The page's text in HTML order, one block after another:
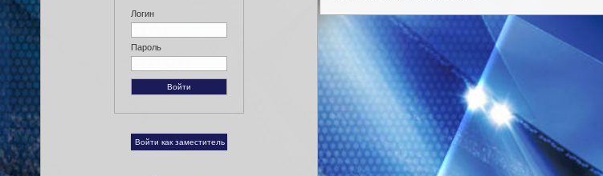
Логин
Пароль